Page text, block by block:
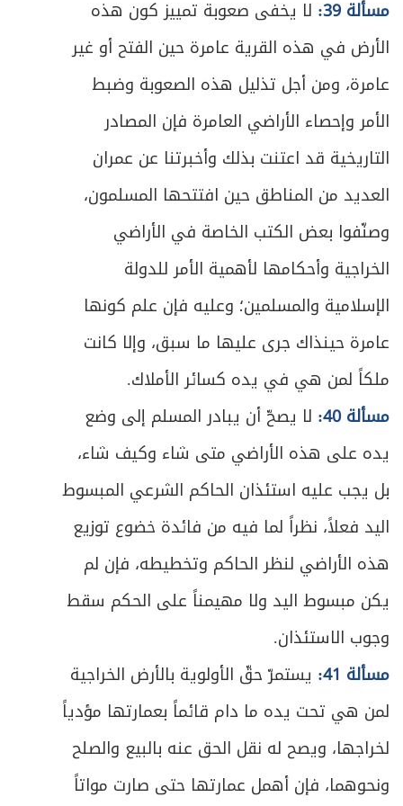
مسألة 39:
لا يخفى صعوبة تمييز كون هذه
الأرض في هذه القرية عامرة حين الفتح أو غير
عامرة، ومن أجل تذليل هذه الصعوبة وضبط
الأمر وإحصاء الأراضي العامرة فإن المصادر
التاريخية قد اعتنت بذلك وأخبرتنا عن عمران
العديد من المناطق حين افتتحها المسلمون،
وصنّفوا بعض الكتب الخاصة في الأراضي
الخراجية وأحكامها لأهمية الأمر للدولة
الإسلامية والمسلمين؛ وعليه فإن علم كونها
عامرة حينذاك جرى عليها ما سبق، وإلا كانت
ملكاً لمن هي في يده كسائر الأملاك.
مسألة 40:
لا يصحّ أن يبادر المسلم إلى وضع
يده على هذه الأراضي متى شاء وكيف شاء،
بل يجب عليه استئذان الحاكم الشرعي المبسوط
اليد فعلاً، نظراً لما فيه من فائدة خضوع توزيع
هذه الأراضي لنظر الحاكم وتخطيطه، فإن لم
يكن مبسوط اليد ولا مهيمناً على الحكم سقط
وجوب الاستئذان.
مسألة 41:
يستمرّ حقّ الأولوية بالأرض الخراجية
لمن هي تحت يده ما دام قائماً بعمارتها مؤدياً
لخراجها، ويصح له نقل الحق عنه بالبيع والصلح
ونحوهما، فإن أهمل عمارتها حتى صارت مواتاً
ص
199 المبحث الأول ـ في العقد والمتعاقدين
200 الأول ـ عقد العمل
ص
202 الثاني ـ في أهلية المتعاقدين
ص
204 الثالث ـ في شروط العمل
209 الرابع ـ في شروط الأجرة
ص
211 المبحث الثاني ـ في لزوم العقد وموارد الفسخ
ص212 الأول : في لزوم العقد
214 الثاني ـ في موارد الفسخ
ص
215 أولاً ـ الفسخ بالخيار
ص
219 ثانياً ـ الفسخ بغير الخيار
221 فائدة في أثر الفسخ على الأجرة
ص المبحث الثالث ـ في أحكام أداء العمل وتسليمه
ص
232 المبحث الرابع ـ في أحكام التلف والإفساد
237 الفصل الثالث في المزارعة والمساقاة
ص
241 المبحث الأول ـ في المزارعة
242 المطلب الأول ـ في العقد وشروطه